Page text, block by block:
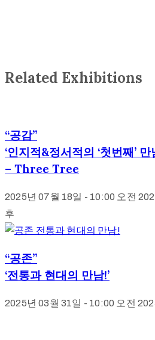
Related Exhibitions
“공감”
‘인지적&정서적의 ‘첫번째’ 만
– Three Tree
2025년 07월 18일 - 10:00 오전
후
“공존”
‘전통과 현대의 만남!’
2025년 03월 31일 - 10:00 오전